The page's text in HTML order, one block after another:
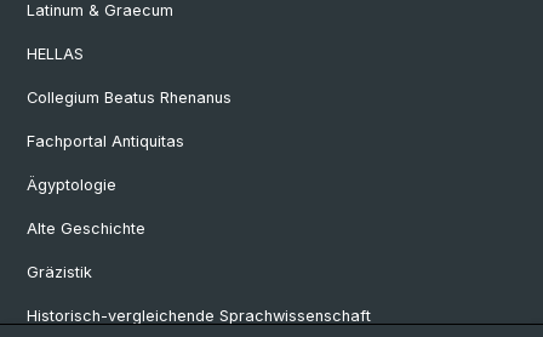
Latinum & Graecum
HELLAS
Collegium Beatus Rhenanus
Fachportal Antiquitas
Ägyptologie
Alte Geschichte
Gräzistik
Historisch-vergleichende Sprachwissenschaft